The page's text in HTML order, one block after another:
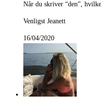
Når du skriver “den”,
Venligst Jeanett
16/04/2020